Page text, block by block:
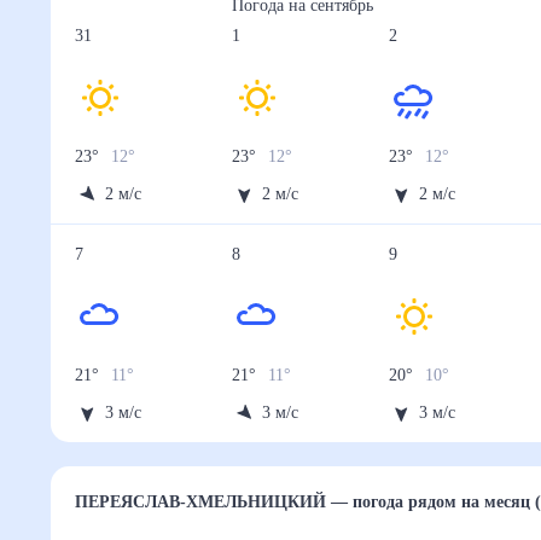
31
23° 12°
2 м/с
Погода насентябрь
1
23° 12°
2 м/с
2
23° 12°
2 м/с
7
21° 11°
3 м/с
8
21° 11°
3 м/с
9
20° 10°
3 м/с
ПЕРЕЯСЛАВ-ХМЕЛЬНИЦКИЙ— погода рядомна